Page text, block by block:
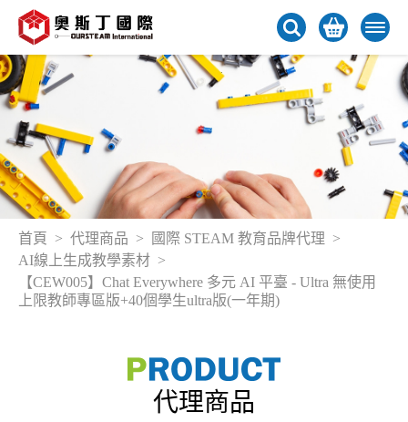
首頁 代理商品
國際 STEAM 教育品牌代理
AI線上生成教學素材
【CEW005】Chat Everywhere 多元 AI 平臺 - Ultra 無使用
上限教師專區版+40個學生ultra版(一年期)
代理商品